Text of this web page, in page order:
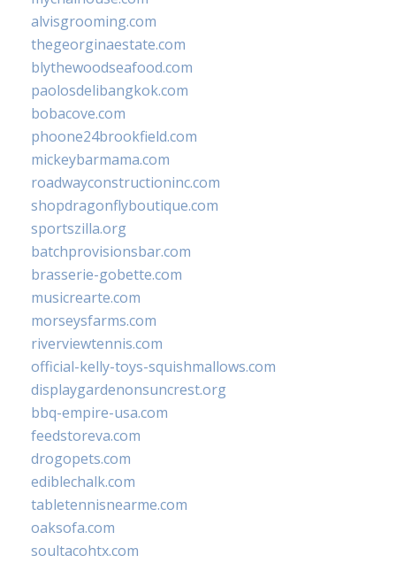
alvisgrooming.com
thegeorginaestate.com
blythewoodseafood.com
paolosdelibangkok.com
bobacove.com
phoone24brookfield.com
mickeybarmama.com
roadwayconstructioninc.com
shopdragonflyboutique.com
sportszilla.org
batchprovisionsbar.com
brasserie-gobette.com
musicrearte.com
morseysfarms.com
riverviewtennis.com
official-kelly-toys-squishmallows.com
displaygardenonsuncrest.org
bbq-empire-usa.com
feedstoreva.com
drogopets.com
ediblechalk.com
tabletennisnearme.com
oaksofa.com
soultacohtx.com